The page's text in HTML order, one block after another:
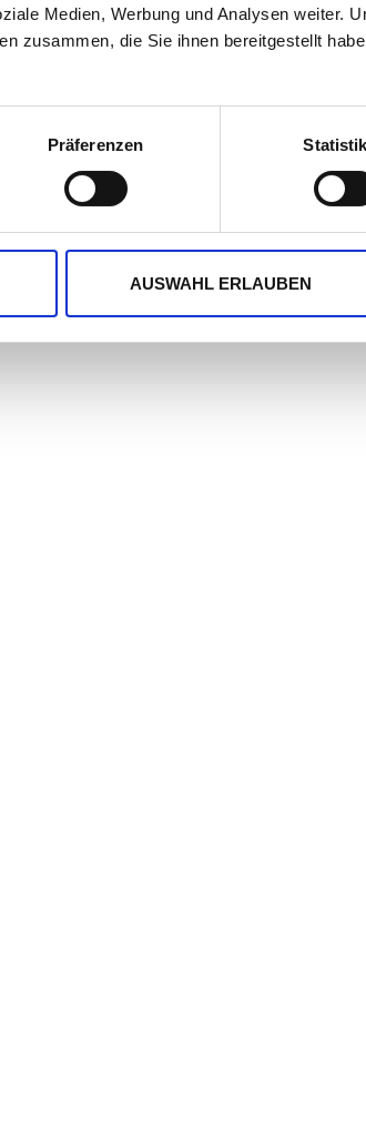
Medien, Werbung und Analysen weiter.
zusammen, die Sie ihnen bereitgestellt
Präferenzen
AUSWAHL ERLAUBEN
…